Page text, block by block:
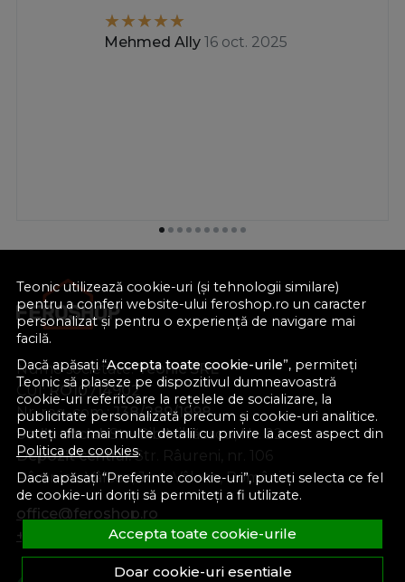
Teonic utilizează cookie-uri (și tehnologii similare)
pentru a conferi website-ului feroshop.ro un caracter
personalizat și pentru o experiență de navigare mai
facilă.
Dacă apăsați “Accepta toate cookie-urile”, permiteți
Teonic să plaseze pe dispozitivul dumneavoastră
cookie-uri referitoare la rețelele de socializare, la
publicitate personalizată precum și cookie-uri analitice.
Puteți afla mai multe detalii cu privire la acest aspect din
Politica de cookies.
Dacă apăsați “Preferinte cookie-uri”, puteți selecta ce fel
de cookie-uri doriți să permiteți a fi utilizate.
Accepta toate cookie-urile
Doar cookie-uri esentiale
Mehmed Ally 16 oct. 2025
Nume societate:Teonic SRL
CUI:RO10714902
Nr. reg. com.:J38/289/1998
Sediu social:Str. Gib Mihăescu, Nr. 22
Depozit central:Str. Râureni, nr. 106
Râmnicu Vâlcea, Jud. Vâlcea, România
office@feroshop.ro
+40 311 100 277